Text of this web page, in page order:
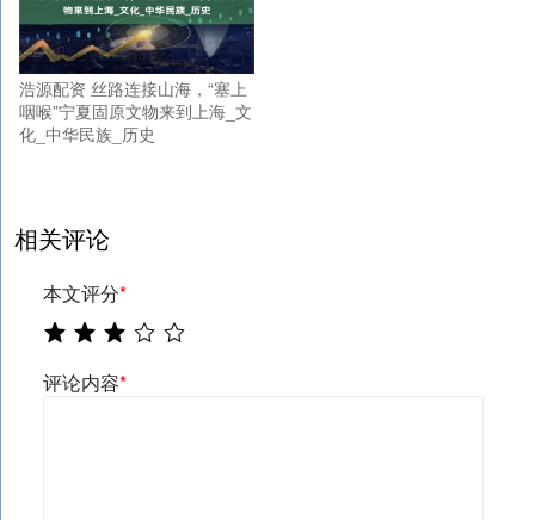
浩源配资 丝路连接山海，“塞上
咽喉”宁夏固原文物来到上海_文
化_中华民族_历史
相关评论
本文评分*
评论内容*